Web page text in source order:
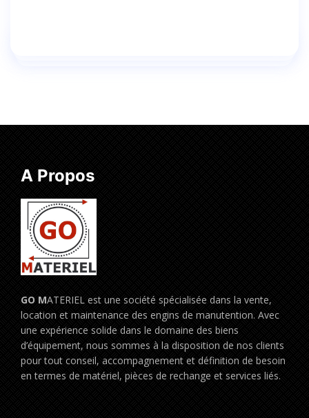
A Propos
GO MATERIEL est une société spécialisée dans la vente,
location et maintenance des engins de manutention. Avec
une expérience solide dans le domaine des biens
d’équipement, nous sommes à la disposition de nos clients
pour tout conseil, accompagnement et définition de besoin
en termes de matériel, pièces de rechange et services liés.